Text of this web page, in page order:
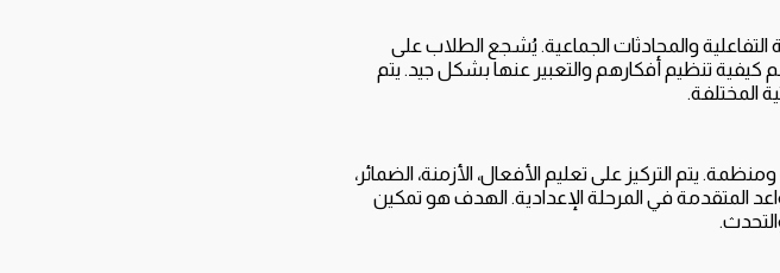
والمحادثات الجماعية. يُشجع الطلاب على
تنظيم أفكارهم والتعبير عنها بشكل جيد. يتم
المختلفة.
يتم التركيز على تعليم الأفعال، الأزمنة، الضمائر،
المتقدمة في المرحلة الإعدادية. الهدف هو تمكين